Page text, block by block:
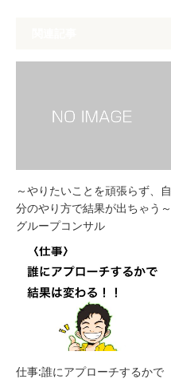
～やりたいことを頑張らず、自
分のやり方で結果が出ちゃう～
グループコンサル
仕事:誰にアプローチするかで